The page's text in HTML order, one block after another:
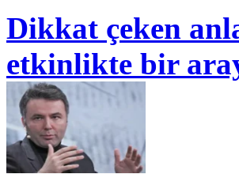
Dikkat çeken
etkinlikte bir